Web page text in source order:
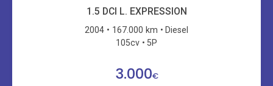
1.5 DCI L. EXPRESSION
2004 167.000 km
Diesel
105cv
5P
3.000€